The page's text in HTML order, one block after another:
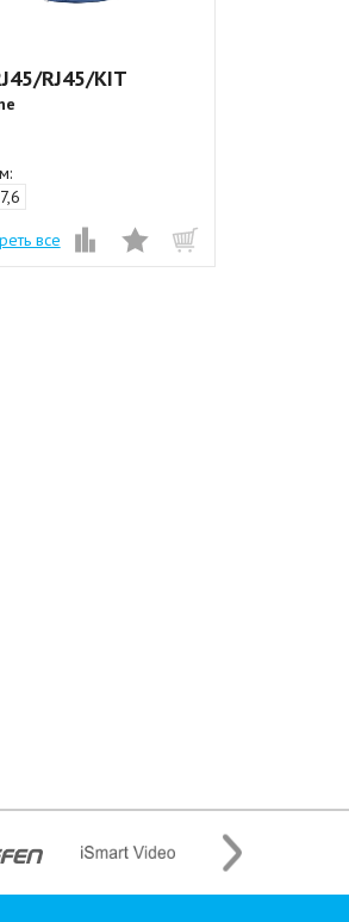
RJ45/KIT
7,6
все